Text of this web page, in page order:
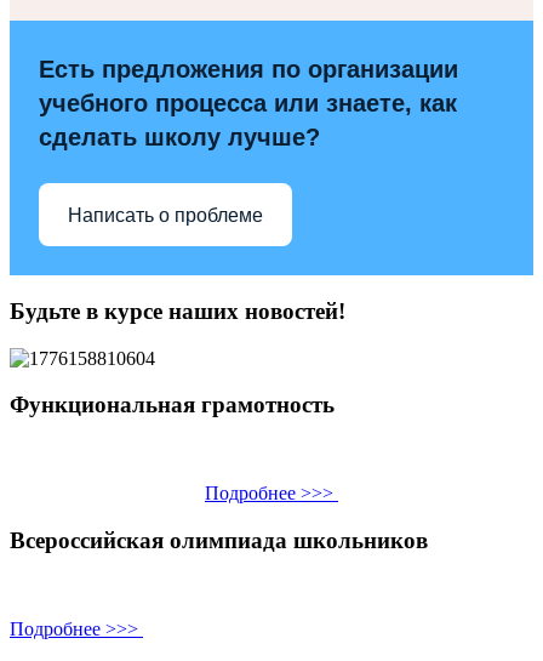
Есть предложения по организации
учебного процесса или знаете, как
сделать школу лучше?
Написать о проблеме
Будьте в курсе наших новостей!
Функциональная грамотность
Подробнее >>>
Всероссийская олимпиада школьников
Подробнее >>>